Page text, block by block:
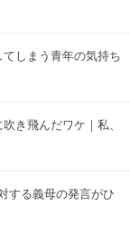
しまう青年の気持ち
き飛んだワケ｜私、
する義母の発言がひ